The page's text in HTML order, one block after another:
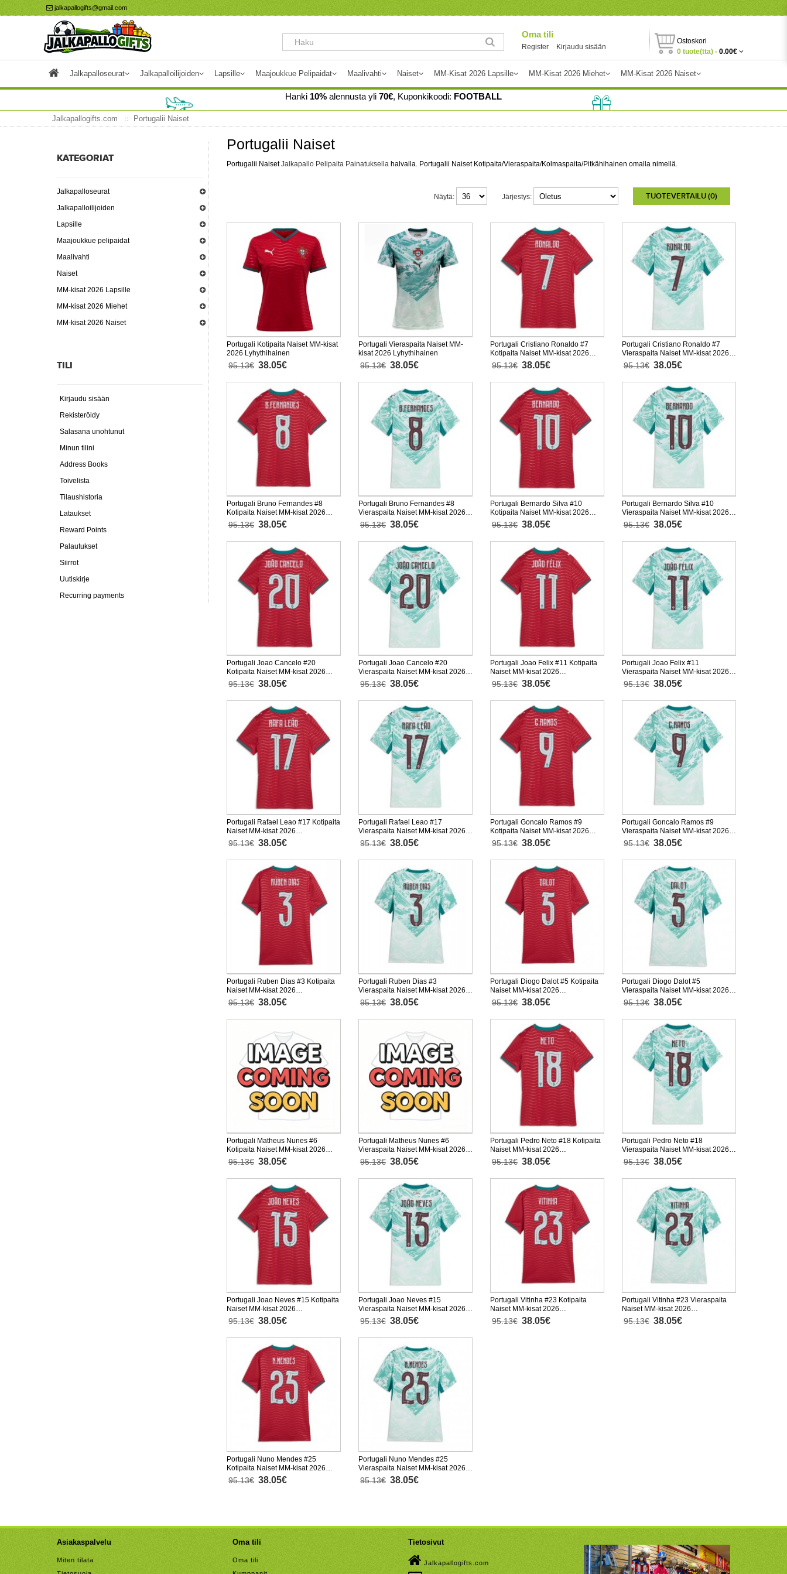
jalkapallogifts@gmail.com
Oma tili
Register Kirjaudu sisään
Ostoskori
0 tuote(tta) - 0.00€
Jalkapalloseurat Jalkapalloilijoiden Lapsille Maajoukkue Pelipaidat Maalivahti Naiset MM-Kisat 2026 Lapsille MM-Kisat 2026 Miehet MM-Kisat 2026 Naiset
Hanki 10% alennusta yli 70€, Kuponkikoodi: FOOTBALL
Jalkapallogifts.com Portugalii Naiset
KATEGORIAT
Jalkapalloseurat
Jalkapalloilijoiden
Lapsille
Maajoukkue pelipaidat
Maalivahti
Naiset
MM-kisat 2026 Lapsille
MM-kisat 2026 Miehet
MM-kisat 2026 Naiset
TILI
Kirjaudu sisään
Rekisteröidy
Salasana unohtunut
Minun tilini
Address Books
Toivelista
Tilaushistoria
Lataukset
Reward Points
Palautukset
Siirrot
Uutiskirje
Recurring payments
Portugalii Naiset
Portugalii NaisetJalkapallo Pelipaita Painatuksella halvalla. Portugalii Naiset Kotipaita/Vieraspaita/Kolmaspaita/Pitkähihainen omalla nimellä.
TUOTEVERTAILU (0)
Järjestys:
Näytä:
Portugali Kotipaita Naiset MM-kisat
2026 Lyhythihainen
95.13€ 38.05€
Portugali Vieraspaita Naiset MM-
kisat 2026 Lyhythihainen
95.13€ 38.05€
Portugali Cristiano Ronaldo #7
Kotipaita Naiset MM-kisat 2026
Lyhythihainen
95.13€ 38.05€
Portugali Cristiano Ronaldo #7
Vieraspaita Naiset MM-kisat 2026
Lyhythihainen
95.13€ 38.05€
Portugali Bruno Fernandes #8
Kotipaita Naiset MM-kisat 2026
Lyhythihainen
95.13€ 38.05€
Portugali Bruno Fernandes #8
Vieraspaita Naiset MM-kisat 2026
Lyhythihainen
95.13€ 38.05€
Portugali Bernardo Silva #10
Kotipaita Naiset MM-kisat 2026
Lyhythihainen
95.13€ 38.05€
Portugali Bernardo Silva #10
Vieraspaita Naiset MM-kisat 2026
Lyhythihainen
95.13€ 38.05€
Portugali Joao Cancelo #20
Kotipaita Naiset MM-kisat 2026
Lyhythihainen
95.13€ 38.05€
Portugali Joao Cancelo #20
Vieraspaita Naiset MM-kisat 2026
Lyhythihainen
95.13€ 38.05€
Portugali Joao Felix #11 Kotipaita
Naiset MM-kisat 2026
Lyhythihainen
95.13€ 38.05€
Portugali Joao Felix #11
Vieraspaita Naiset MM-kisat 2026
Lyhythihainen
95.13€ 38.05€
Portugali Rafael Leao #17 Kotipaita
Naiset MM-kisat 2026
Lyhythihainen
95.13€ 38.05€
Portugali Rafael Leao #17
Vieraspaita Naiset MM-kisat 2026
Lyhythihainen
95.13€ 38.05€
Portugali Goncalo Ramos #9
Kotipaita Naiset MM-kisat 2026
Lyhythihainen
95.13€ 38.05€
Portugali Goncalo Ramos #9
Vieraspaita Naiset MM-kisat 2026
Lyhythihainen
95.13€ 38.05€
Portugali Ruben Dias #3 Kotipaita
Naiset MM-kisat 2026
Lyhythihainen
95.13€ 38.05€
Portugali Ruben Dias #3
Vieraspaita Naiset MM-kisat 2026
Lyhythihainen
95.13€ 38.05€
Portugali Diogo Dalot #5 Kotipaita
Naiset MM-kisat 2026
Lyhythihainen
95.13€ 38.05€
Portugali Diogo Dalot #5
Vieraspaita Naiset MM-kisat 2026
Lyhythihainen
95.13€ 38.05€
Portugali Matheus Nunes #6
Kotipaita Naiset MM-kisat 2026
Lyhythihainen
95.13€ 38.05€
Portugali Matheus Nunes #6
Vieraspaita Naiset MM-kisat 2026
Lyhythihainen
95.13€ 38.05€
Portugali Pedro Neto #18 Kotipaita
Naiset MM-kisat 2026
Lyhythihainen
95.13€ 38.05€
Portugali Pedro Neto #18
Vieraspaita Naiset MM-kisat 2026
Lyhythihainen
95.13€ 38.05€
Portugali Joao Neves #15 Kotipaita
Naiset MM-kisat 2026
Lyhythihainen
95.13€ 38.05€
Portugali Joao Neves #15
Vieraspaita Naiset MM-kisat 2026
Lyhythihainen
95.13€ 38.05€
Portugali Vitinha #23 Kotipaita
Naiset MM-kisat 2026
Lyhythihainen
95.13€ 38.05€
Portugali Vitinha #23 Vieraspaita
Naiset MM-kisat 2026
Lyhythihainen
95.13€ 38.05€
Portugali Nuno Mendes #25
Kotipaita Naiset MM-kisat 2026
Lyhythihainen
95.13€ 38.05€
Portugali Nuno Mendes #25
Vieraspaita Naiset MM-kisat 2026
Lyhythihainen
95.13€ 38.05€
Asiakaspalvelu
Miten tilata
Oma tili
Oma tili
Tietosivut
Jalkapallogifts.com